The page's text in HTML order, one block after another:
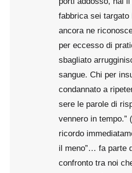
fabbrica sei
ancora ne
per eccesso di
sbagliato
sangue. Chi per
condannato a
sere le parole di
vennero in tempo.”
ricordo
il meno”… fa parte
confronto tra noi